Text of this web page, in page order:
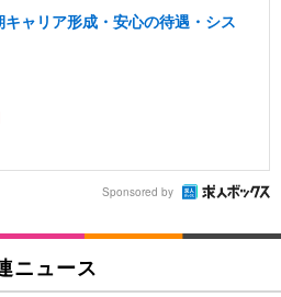
ャリア形成・安心の待遇・シス
Sponsored by
ニュース